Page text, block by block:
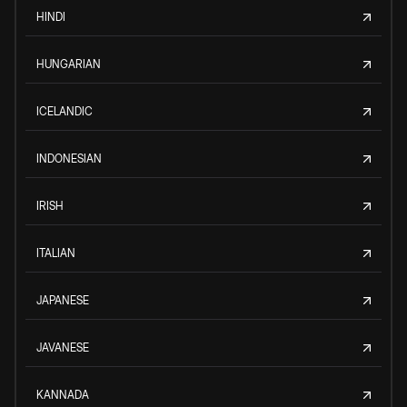
HINDI
HUNGARIAN
ICELANDIC
INDONESIAN
IRISH
ITALIAN
JAPANESE
JAVANESE
KANNADA